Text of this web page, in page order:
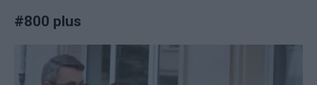
#800 plus